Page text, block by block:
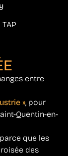
entre
» , pour
Quentin-en-
, parce que les
des